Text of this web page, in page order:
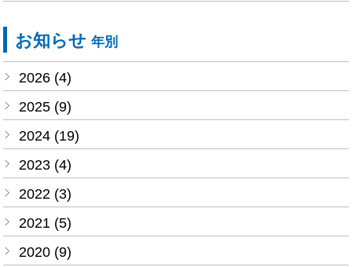
お知らせ年別
2026 (4)
2025 (9)
2024 (19)
2023 (4)
2022 (3)
2021 (5)
2020 (9)